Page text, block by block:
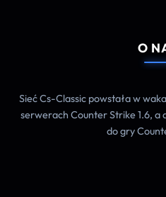
O
Sieć Cs-Classic powstała w
serwerach Counter Strike 1.6, a
do gry